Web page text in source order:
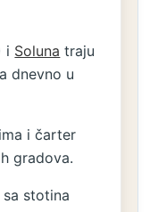
i Soluna traju
dnevno u
i čarter
gradova.
stotina